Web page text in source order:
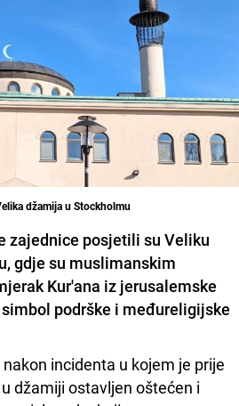
džamija u Stockholmu
zajednice posjetili su Veliku
gdje su muslimanskim
Kur'ana iz jerusalemske
podrške i međureligijske
incidenta u kojem je prije
džamiji ostavljen oštećen i